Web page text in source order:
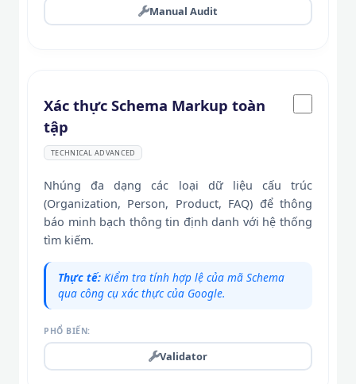
Manual Audit
Xác thực Schema Markup toàn
tập
TECHNICAL ADVANCED
Nhúng đa dạng các loại dữ liệu cấu trúc
(Organization, Person, Product, FAQ) để thông
báo minh bạch thông tin định danh với hệ thống
tìm kiếm.
Thực tế: Kiểm tra tính hợp lệ của mã Schema
qua công cụ xác thực của Google.
PHỔ BIẾN:
Validator